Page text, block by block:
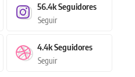
56.4kSeguidores
Seguir
4.4kSeguidores
Seguir